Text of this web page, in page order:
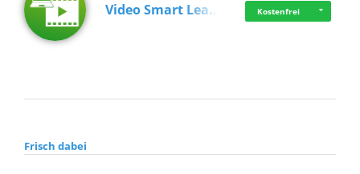
Video Smart Lea… Kostenfrei
Frisch dabei